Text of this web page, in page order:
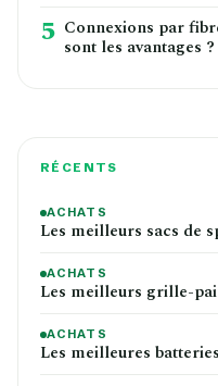
5 Connexions par
sont les avantages ?
RÉCENTS
ACHATS
Les meilleurs sacs de
ACHATS
Les meilleurs grille-
ACHATS
Les meilleures